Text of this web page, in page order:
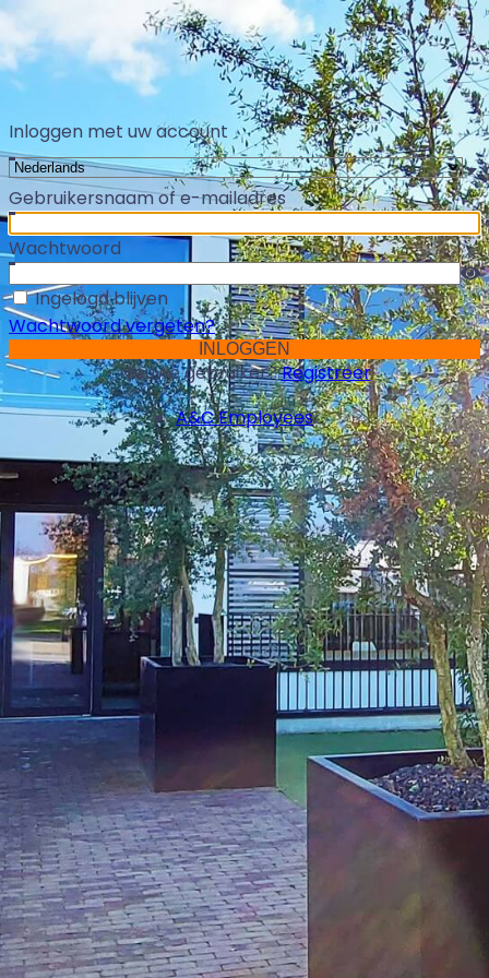
Inloggen met uw account
Gebruikersnaam of e-mailadres
Wachtwoord
Ingelogd blijven
Wachtwoord vergeten?
Nieuwe gebruiker?Registreer
A&C Employees